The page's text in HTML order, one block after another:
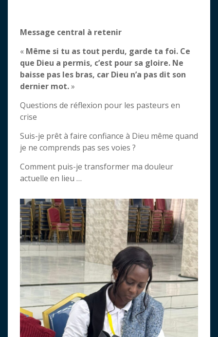
Message central à retenir
« Même si tu as tout perdu, garde ta foi. Ce
que Dieu a permis, c’est pour sa gloire. Ne
baisse pas les bras, car Dieu n’a pas dit son
dernier mot.»
Questions de réflexion pour les pasteurs en
crise
Suis-je prêt à faire confiance à Dieu même quand
je ne comprends pas ses voies ?
Comment puis-je transformer ma douleur
actuelle en lieu …